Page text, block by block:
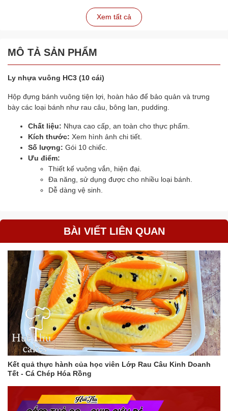
Xem tất cả
MÔ TẢ SẢN PHẨM
Ly nhựa vuông HC3 (10 cái)
Hộp đựng bánh vuông tiện lợi, hoàn hảo để bảo quản và trưng
bày các loại bánh như rau câu, bông lan, pudding.
Chất liệu: Nhựa cao cấp, an toàn cho thực phẩm.
Kích thước: Xem hình ảnh chi tiết.
Số lượng: Gói 10 chiếc.
Ưu điểm:
Thiết kế vuông vắn, hiện đại.
Đa năng, sử dụng được cho nhiều loại bánh.
Dễ dàng vệ sinh.
BÀI VIẾT LIÊN QUAN
Kết quả thực hành của học viên Lớp Rau Câu Kinh Doanh
Tết - Cá Chép Hóa Rồng